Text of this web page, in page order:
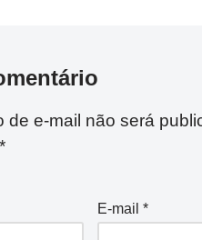
de e-mail não será
*
E-mail *